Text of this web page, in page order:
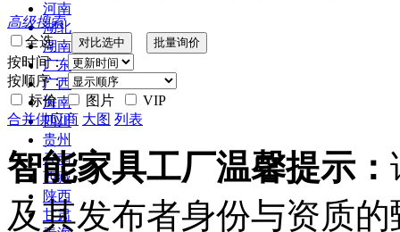
河南
湖北
湖南
广东
广西
海南
四川
贵州
云南
西藏
陕西
甘肃
高级搜索
全选
按时间：
按顺序：
标价
图片
VIP
合并供应商 大图 列表
智能家具工厂温馨提示：
及其发布者身份与资质